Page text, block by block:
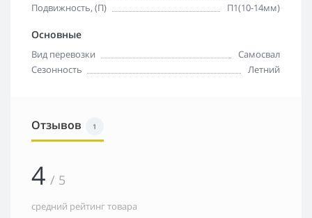
Подвижность, (П)
П1(10-14мм)
Основные
Вид перевозки
Самосвал
Сезонность
Летний
Отзывов 1
4 / 5
средний рейтинг товара